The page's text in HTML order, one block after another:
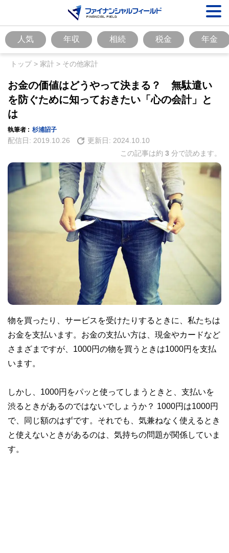
人気 年収 相続 税金 年金
トップ> 家計 > その他家計
お金の価値はどうやって決まる？ 無駄遣い
を防ぐために知っておきたい「心の会計」と
は
執筆者 : 杉浦詔子
配信日: 2019.10.26 更新日: 2024.10.10
この記事は約 3 分で読めます。
物を買ったり、サービスを受けたりするときに、私たちは
お金を支払います。お金の支払い方は、現金やカードなど
さまざまですが、1000円の物を買うときは1000円を支払
います。
しかし、1000円をパッと使ってしまうときと、支払いを
渋るときがあるのではないでしょうか？ 1000円は1000円
で、同じ額のはずです。それでも、気兼ねなく使えるとき
と使えないときがあるのは、気持ちの問題が関係していま
す。